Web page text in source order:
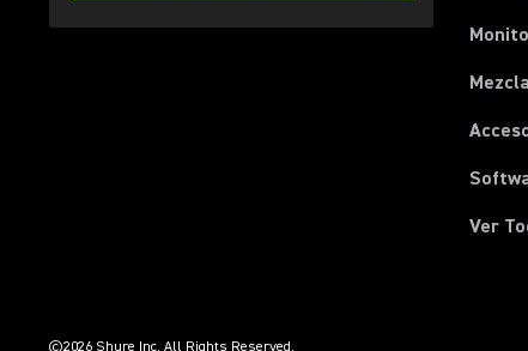
Ver
©2026 Shure Inc. All Rights Reserved.